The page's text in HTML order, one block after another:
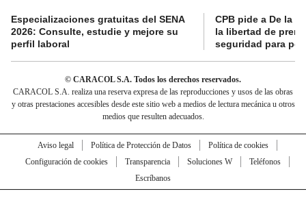
Especializaciones gratuitas del SENA
2026: Consulte, estudie y mejore su
perfil laboral
CPB pide a De la
la libertad de
seguridad para
© CARACOL S.A. Todos los derechos reservados.
CARACOL S.A. realiza una reserva expresa de las reproducciones y usos de las obras
y otras prestaciones accesibles desde este sitio web a medios de lectura mecánica u otros
medios que resulten adecuados.
Aviso legal Política de Protección de Datos
Política de cookies
Configuración de cookies
Transparencia Soluciones W
Teléfonos
Escríbanos